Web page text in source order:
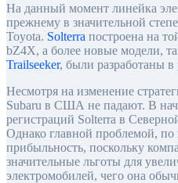
На данный момент линейка
прежнему в значительной
Toyota. Solterra построена на
bZ4X, а более новые модели,
Trailseeker, были разработаны в
Несмотря на изменение
Subaru в США не падают. В
регистраций Solterra в
Однако главной проблемой, по
прибыльность, поскольку
значительные льготы для
электромобилей, чего она